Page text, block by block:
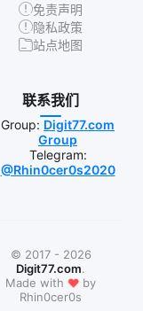
免责声明
隐私政策
站点地图
联系我们
Group: Digit77.com
Group
Telegram:
@Rhin0cer0s2020
© 2017 - 2026
Digit77.com.
Made with ❤ by
Rhin0cer0s